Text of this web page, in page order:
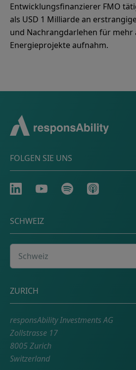
Entwicklungsfinanzierer FMO
als USD 1 Milliarde an
und Nachrangdarlehen für mehr
Energieprojekte aufnahm.
FOLGEN SIE UNS
LinkedInYoutubeSpotify Apple
SCHWEIZ
Adresse
ZURICH
responsAbility Investments AG
Zollstrasse 17
8005 Zurich
Switzerland